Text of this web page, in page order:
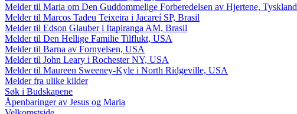
Melder til Maria om Den Guddommelige Forberedelsen av Hjertene, Tyskland
Melder til Marcos Tadeu Teixeira i Jacareí SP, Brasil
Melder til Edson Glauber i Itapiranga AM, Brasil
Melder til Den Hellige Familie Tilflukt, USA
Melder til Barna av Fornyelsen, USA
Melder til John Leary i Rochester NY, USA
Melder til Maureen Sweeney-Kyle i North Ridgeville, USA
Melder fra ulike kilder
Søk i Budskapene
Åpenbaringer av Jesus og Maria